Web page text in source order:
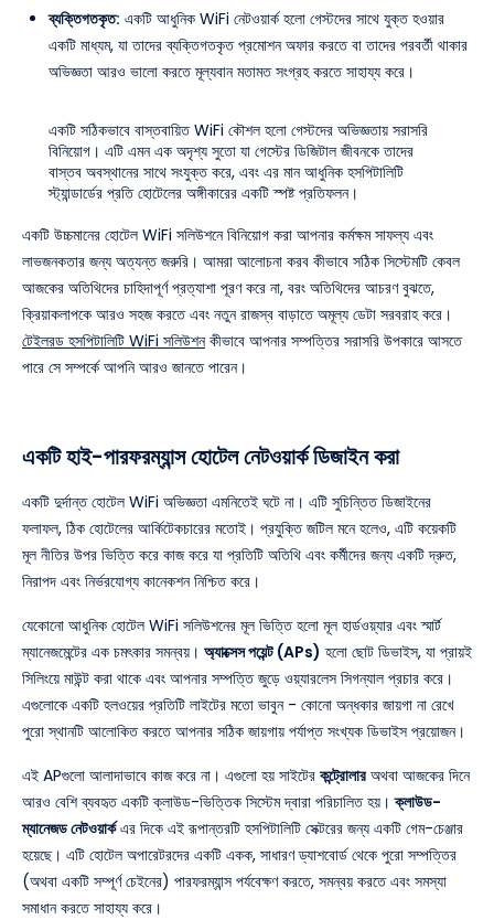
ব্যক্তিগতকৃত: একটি আধুনিক WiFi নেটওয়ার্ক হলো গেস্টদের সাথে যুক্ত হওয়ার
একটি মাধ্যম, যা তাদের ব্যক্তিগতকৃত প্রমোশন অফার করতে বা তাদের পরবর্তী থাকার
অভিজ্ঞতা আরও ভালো করতে মূল্যবান মতামত সংগ্রহ করতে সাহায্য করে।
একটি সঠিকভাবে বাস্তবায়িত WiFi কৌশল হলো গেস্টদের অভিজ্ঞতায় সরাসরি
বিনিয়োগ। এটি এমন এক অদৃশ্য সুতো যা গেস্টের ডিজিটাল জীবনকে তাদের
বাস্তব অবস্থানের সাথে সংযুক্ত করে, এবং এর মান আধুনিক হসপিটালিটি
স্ট্যান্ডার্ডের প্রতি হোটেলের অঙ্গীকারের একটি স্পষ্ট প্রতিফলন।
একটি উচ্চমানের হোটেল WiFi সলিউশনে বিনিয়োগ করা আপনার কর্মক্ষম সাফল্য এবং
লাভজনকতার জন্য অত্যন্ত জরুরি। আমরা আলোচনা করব কীভাবে সঠিক সিস্টেমটি কেবল
আজকের অতিথিদের চাহিদাপূর্ণ প্রত্যাশা পূরণ করে না, বরং অতিথিদের আচরণ বুঝতে,
ক্রিয়াকলাপকে আরও সহজ করতে এবং নতুন রাজস্ব বাড়াতে অমূল্য ডেটা সরবরাহ করে।
টেইলরড হসপিটালিটি WiFi সলিউশনকীভাবে আপনার সম্পত্তির সরাসরি উপকারে আসতে
পারে সে সম্পর্কে আপনি আরও জানতে পারেন।
একটি হাই-পারফরম্যান্স হোটেল নেটওয়ার্ক ডিজাইন করা
একটি দুর্দান্ত হোটেল WiFi অভিজ্ঞতা এমনিতেই ঘটে না। এটি সুচিন্তিত ডিজাইনের
ফলাফল, ঠিক হোটেলের আর্কিটেকচারের মতোই। প্রযুক্তি জটিল মনে হলেও, এটি কয়েকটি
মূল নীতির উপর ভিত্তি করে কাজ করে যা প্রতিটি অতিথি এবং কর্মীদের জন্য একটি দ্রুত,
নিরাপদ এবং নির্ভরযোগ্য কানেকশন নিশ্চিত করে।
যেকোনো আধুনিক হোটেল WiFi সলিউশনের মূল ভিত্তি হলো মূল হার্ডওয়্যার এবং স্মার্ট
ম্যানেজমেন্টের এক চমৎকার সমন্বয়। অ্যাক্সেস পয়েন্ট (APs) হলো ছোট ডিভাইস, যা প্রায়ই
সিলিংয়ে মাউন্ট করা থাকে এবং আপনার সম্পত্তি জুড়ে ওয়্যারলেস সিগন্যাল প্রচার করে।
এগুলোকে একটি হলওয়ের প্রতিটি লাইটের মতো ভাবুন - কোনো অন্ধকার জায়গা না রেখে
পুরো স্থানটি আলোকিত করতে আপনার সঠিক জায়গায় পর্যাপ্ত সংখ্যক ডিভাইস প্রয়োজন।
এই APগুলো আলাদাভাবে কাজ করে না। এগুলো হয় সাইটের কন্ট্রোলারঅথবা আজকের দিনে
আরও বেশি ব্যবহৃত একটি ক্লাউড-ভিত্তিক সিস্টেম দ্বারা পরিচালিত হয়।ক্লাউড-
ম্যানেজড নেটওয়ার্কএর দিকে এই রূপান্তরটি হসপিটালিটি সেক্টরের জন্য একটি গেম-চেঞ্জার
হয়েছে। এটি হোটেল অপারেটরদের একটি একক, সাধারণ ড্যাশবোর্ড থেকে পুরো সম্পত্তির
(অথবা একটি সম্পূর্ণ চেইনের) পারফরম্যান্স পর্যবেক্ষণ করতে, সমন্বয় করতে এবং সমস্যা
সমাধান করতে সাহায্য করে।